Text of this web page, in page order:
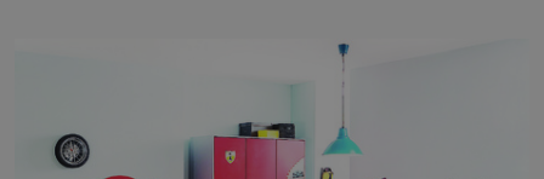
zombie není nic nemožného ani v naší přírodě.